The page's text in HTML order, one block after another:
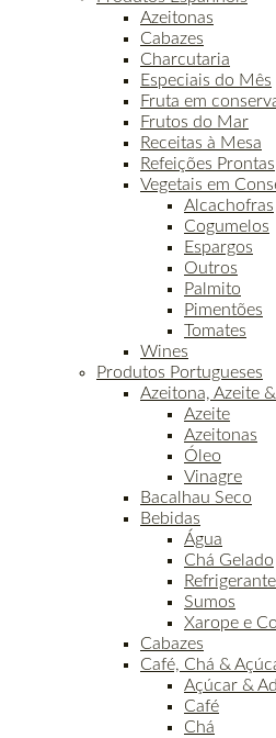
Azeitonas
Cabazes
Charcutaria
Especiais do Mês
Fruta em
Frutos do Mar
Receitas à Mesa
Refeições Prontas
Vegetais em
Alcachofras
Cogumelos
Espargos
Outros
Palmito
Pimentões
Tomates
Wines
Produtos Portugueses
Azeitona, Azeite
Azeite
Azeitonas
Óleo
Vinagre
Bacalhau Seco
Bebidas
Água
Chá Gelado
Sumos
Xarope e
Cabazes
Café, Chá &
Açúcar &
Café
Chá